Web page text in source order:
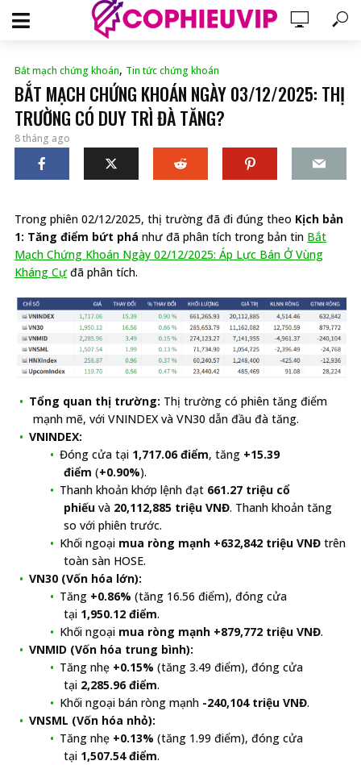
Bắt mạch chứng khoán, Tin tức chứng khoán
BẮT MẠCH CHỨNG KHOÁN NGÀY 03/12/2025: THỊ
TRƯỜNG CÓ DUY TRÌ ĐÀ TĂNG?
8 tháng ago
Trong phiên 02/12/2025, thị trường đã đi đúng theo Kịch bản
1: Tăng điểm bứt phá như đã phân tích trong bản tin Bắt
Mạch Chứng Khoán Ngày 02/12/2025: Áp Lực Bán Ở Vùng
Kháng Cự đã phân tích.
Tổng quan thị trường: Thị trường có phiên tăng điểm
mạnh mẽ, với VNINDEX và VN30 dẫn đầu đà tăng.
VNINDEX:
Đóng cửa tại 1,717.06 điểm, tăng +15.39
điểm (+0.90%).
Thanh khoản khớp lệnh đạt 661.27 triệu cổ
phiếu và 20,112,885 triệu VNĐ. Thanh khoản tăng
so với phiên trước.
Khối ngoại mua ròng mạnh +632,842 triệu VNĐ trên
toàn sàn HOSE.
VN30 (Vốn hóa lớn):
Tăng +0.86% (tăng 16.56 điểm), đóng cửa
tại 1,950.12 điểm.
Khối ngoại mua ròng mạnh +879,772 triệu VNĐ.
VNMID (Vốn hóa trung bình):
Tăng nhẹ +0.15% (tăng 3.49 điểm), đóng cửa
tại 2,285.96 điểm.
Khối ngoại bán ròng mạnh -240,104 triệu VNĐ.
VNSML (Vốn hóa nhỏ):
Tăng nhẹ +0.13% (tăng 1.99 điểm), đóng cửa
tại 1,507.54 điểm.